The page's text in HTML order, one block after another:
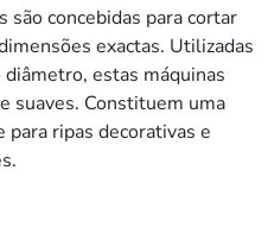
são concebidas para cortar
exactas. Utilizadas
estas máquinas
suaves. Constituem uma
ripas decorativas e